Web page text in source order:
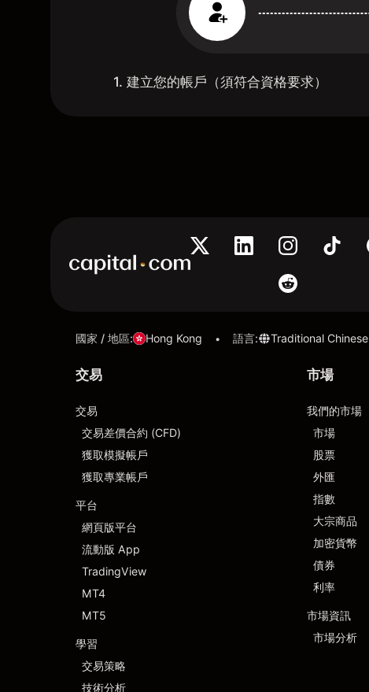
1. 建立您的帳戶（須符合資格要求）
國家 / 地區: Hong Kong • 語言: Traditional Chinese
交易
交易
交易差價合約 (CFD)
獲取模擬帳戶
獲取專業帳戶
平台
網頁版平台
流動版 App
TradingView
MT4
MT5
學習
交易策略
技術分析
市場
我們的市場
市場
股票
外匯
指數
大宗商品
加密貨幣
債券
利率
市場資訊
市場分析